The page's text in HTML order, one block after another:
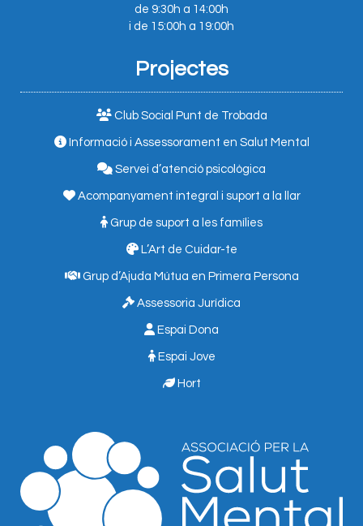
de 9:30h a 14:00h
i de 15:00h a 19:00h
Projectes
Club Social Punt de Trobada
Informació i Assessorament en Salut Mental
Servei d’atenció psicològica
Acompanyament integral i suport a la llar
Grup de suport a les famílies
L’Art de Cuidar-te
Grup d’Ajuda Mútua en Primera Persona
Assessoria Jurídica
Espai Dona
Espai Jove
Hort